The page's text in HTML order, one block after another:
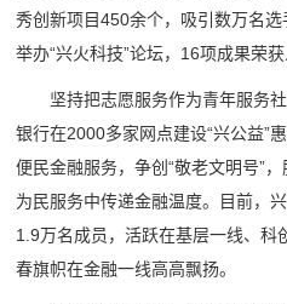
秀创新项目450余个，吸引数万名选
举办“兴火科技”论坛，16项成果荣
坚持把志愿服务作为青年服务
银行在2000多家网点建设“兴公益”
便民金融服务，争创“敬老文明号”
为民服务中传递金融温度。目前，
1.9万名成员，活跃在基层一线、科
春旗帜在金融一线高高飘扬。